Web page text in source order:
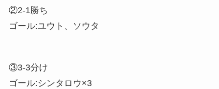
②2-1勝ち
ゴール:ユウト、ソウタ
③3-3分け
ゴール:シンタロウ×3